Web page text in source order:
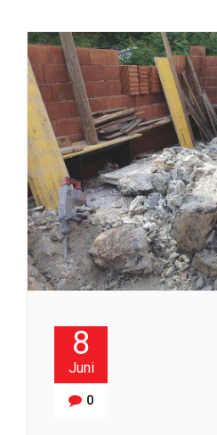
8
Juni
0